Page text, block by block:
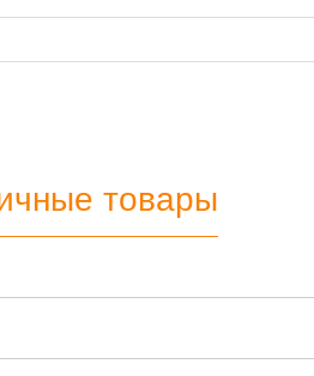
товары